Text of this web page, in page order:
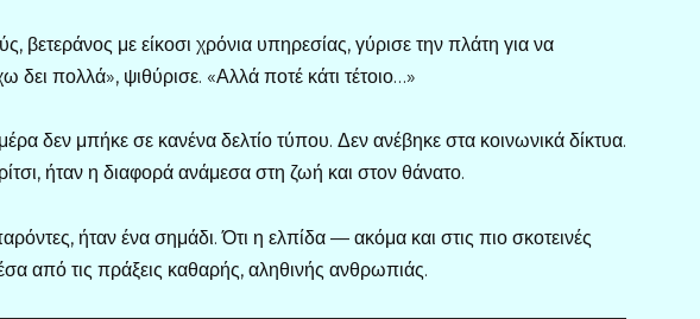
βετεράνος με είκοσι χρόνια υπηρεσίας, γύρισε την πλάτη για να
δει πολλά», ψιθύρισε. «Αλλά ποτέ κάτι τέτοιο…»
δεν μπήκε σε κανένα δελτίο τύπου. Δεν ανέβηκε στα κοινωνικά δίκτυα.
ήταν η διαφορά ανάμεσα στη ζωή και στον θάνατο.
ήταν ένα σημάδι. Ότι η ελπίδα — ακόμα και στις πιο σκοτεινές
από τις πράξεις καθαρής, αληθινής ανθρωπιάς.